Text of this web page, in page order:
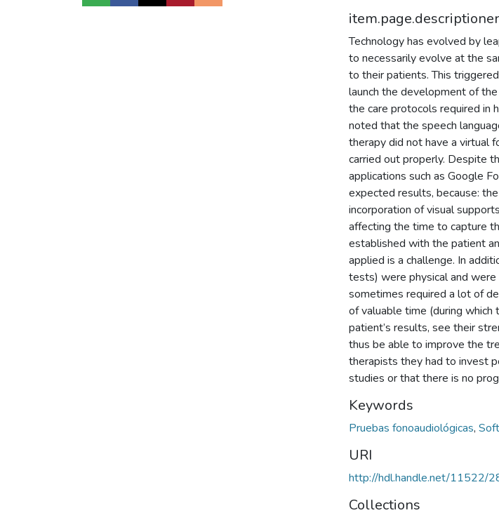
Technology has evolved by
to necessarily evolve at the
to their patients. This
launch the development of
the care protocols required in
noted that the speech
therapy did not have a virtual
carried out properly. Despite
applications such as Google
expected results, because:
incorporation of visual
affecting the time to capture
established with the patient
applied is a challenge. In
tests) were physical and
sometimes required a lot of
of valuable time (during which
patient’s results, see their
thus be able to improve the
therapists they had to invest
studies or that there is no
Keywords
Pruebas fonoaudiológicas,
URI
http://hdl.handle.net/11522/
Collections